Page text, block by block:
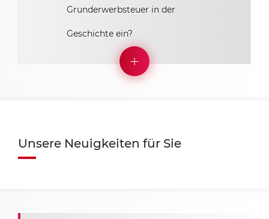
Grunderwerbsteuer in der
Geschichte ein?
Unsere Neuigkeiten für Sie